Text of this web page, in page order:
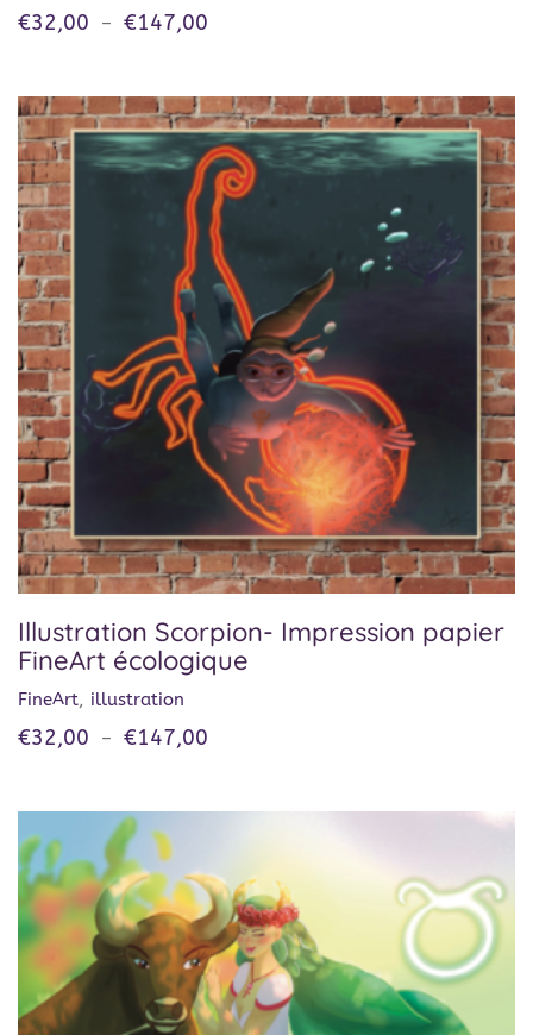
€32,00 – €147,00
Illustration Scorpion- Impression papier
FineArt écologique
FineArt, illustration
€32,00 – €147,00